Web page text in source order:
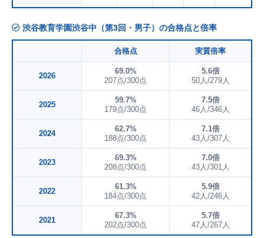
渋谷教育学園渋谷中（第3回・男子）の合格点と倍率
合格点 実質倍率
2026
69.0%
207点/300点
5.6倍
50人/279人
2025
59.7%
179点/300点
7.5倍
46人/346人
2024
62.7%
188点/300点
7.1倍
43人/307人
2023
69.3%
208点/300点
7.0倍
43人/301人
2022
61.3%
184点/300点
5.9倍
42人/246人
2021
67.3%
202点/300点
5.7倍
47人/267人